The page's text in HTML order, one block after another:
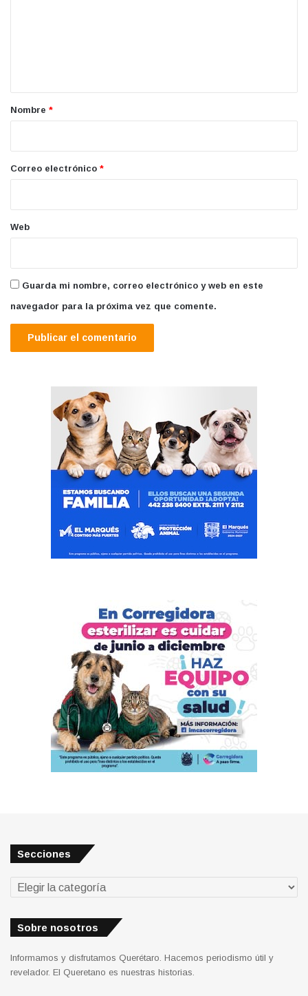
r
*
Nombre *
Correo electrónico *
Web
Guarda mi nombre, correo electrónico y web en este
navegador para la próxima vez que comente.
Secciones
Secciones
Sobre nosotros
Informamos y disfrutamos Querétaro. Hacemos periodismo útil y
revelador. El Queretano es nuestras historias.